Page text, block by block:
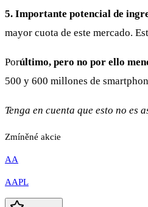
5. Importante potencial de
mayor cuota de este mercado.
Porúltimo, pero no por ello
500 y 600 millones de
Tenga en cuenta que esto no es
Zmíněné akcie
AA
AAPL